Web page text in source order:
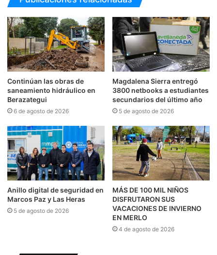
Continúan las obras de
saneamiento hidráulico en
Berazategui
6 de agosto de 2026
Magdalena Sierra entregó
3800 netbooks a estudiantes
secundarios del último año
5 de agosto de 2026
Anillo digital de seguridad en
Marcos Paz y Las Heras
5 de agosto de 2026
MÁS DE 100 MIL NIÑOS
DISFRUTARON SUS
VACACIONES DE INVIERNO
EN MERLO
4 de agosto de 2026